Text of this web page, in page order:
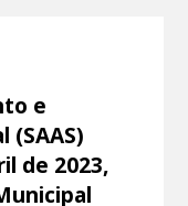
e
(SAAS)
de 2023,